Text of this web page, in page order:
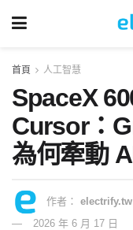
首頁 人工智慧
SpaceX
Cursor：
為何牽動
作者： electrify.tw
2026 年 6 月 17 日